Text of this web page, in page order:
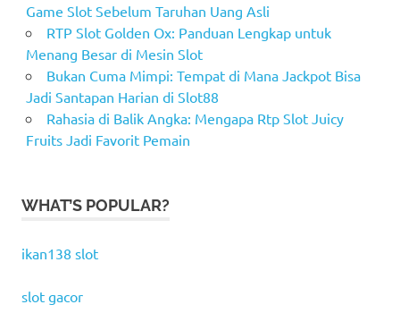
Game Slot Sebelum Taruhan Uang Asli
RTP Slot Golden Ox: Panduan Lengkap untuk
Menang Besar di Mesin Slot
Bukan Cuma Mimpi: Tempat di Mana Jackpot Bisa
Jadi Santapan Harian di Slot88
Rahasia di Balik Angka: Mengapa Rtp Slot Juicy
Fruits Jadi Favorit Pemain
WHAT’S POPULAR?
ikan138 slot
slot gacor